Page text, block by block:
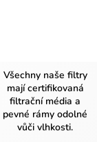
Všechny naše filtry
mají certifikovaná
filtrační média a
pevné rámy odolné
vůči vlhkosti.